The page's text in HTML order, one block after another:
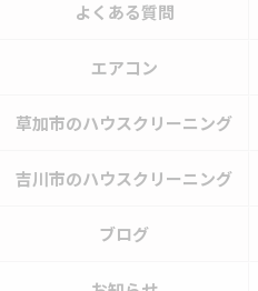
よくある質問
エアコン
草加市のハウスクリーニング
吉川市のハウスクリーニング
ブログ